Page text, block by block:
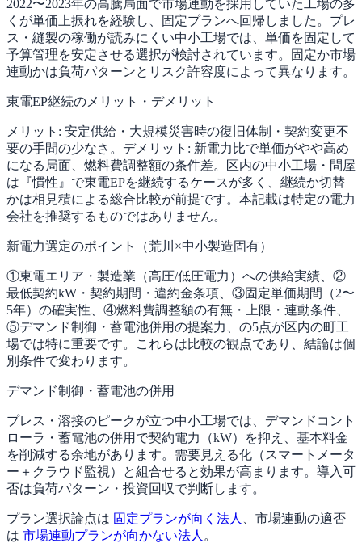
2022〜2023年の高騰局面で市場連動を採用していた工場の多
くが単価上振れを経験し、固定プランへ回帰しました。プレ
ス・縫製の稼働が読みにくい中小工場では、単価を固定して
予算管理を安定させる選択が検討されています。固定か市場
連動かは負荷パターンとリスク許容度によって異なります。
東電EP継続のメリット・デメリット
メリット: 安定供給・大規模災害時の復旧体制・契約変更不
要の手間の少なさ。デメリット: 新電力比で単価がやや高め
になる局面、燃料費調整額の条件差。区内の中小工場・問屋
は『慣性』で東電EPを継続するケースが多く、継続か切替
かは相見積による総合比較が前提です。本記載は特定の電力
会社を推奨するものではありません。
新電力選定のポイント（荒川×中小製造固有）
①東電エリア・製造業（高圧/低圧電力）への供給実績、②
最低契約kW・契約期間・違約金条項、③固定単価期間（2〜
5年）の確実性、④燃料費調整額の有無・上限・連動条件、
⑤デマンド制御・蓄電池併用の提案力、の5点が区内の町工
場では特に重要です。これらは比較の観点であり、結論は個
別条件で変わります。
デマンド制御・蓄電池の併用
プレス・溶接のピークが立つ中小工場では、デマンドコント
ローラ・蓄電池の併用で契約電力（kW）を抑え、基本料金
を削減する余地があります。需要見える化（スマートメータ
ー＋クラウド監視）と組合せると効果が高まります。導入可
否は負荷パターン・投資回収で判断します。
プラン選択論点は 固定プランが向く法人
、市場連動の適否
は 市場連動プランが向かない法人 。